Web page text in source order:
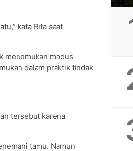
kata Rita saat
menemukan modus
dalam praktik tindak
tersebut karena
tamu. Namun,